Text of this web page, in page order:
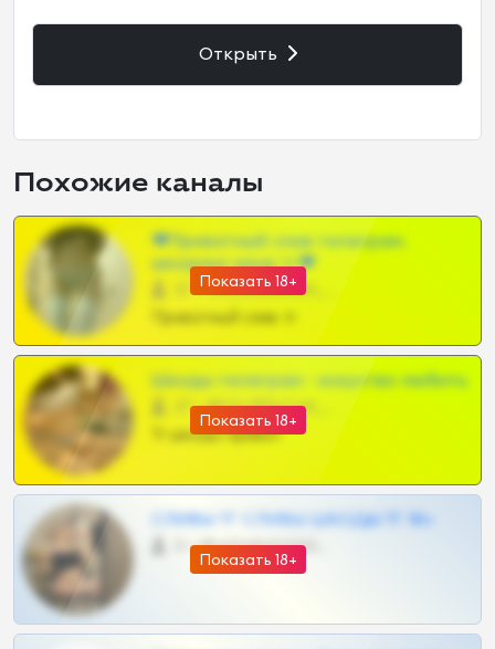
Открыть
Похожие каналы
Показать 18+
❤Приватный слив телеграм,
шкодных шкур тг❤
57 •
Показать 18+
Шкоды телеграм - искуство любить
27 •
Тг шкоды приват
Показать 18+
СЛИВЫ ТГ СЛИВЫ ШКОДЫ ТГ 18+
0 •